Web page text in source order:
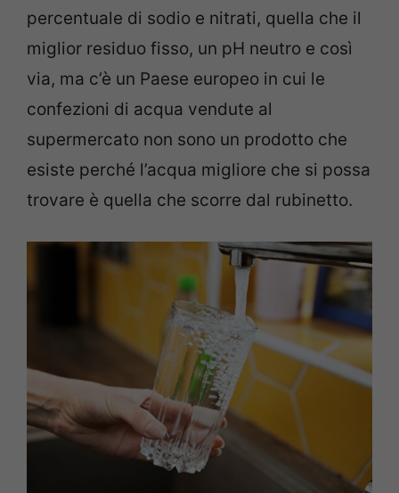
percentuale di sodio e nitrati, quella che il
miglior residuo fisso, un pH neutro e così
via, ma c’è un Paese europeo in cui le
confezioni di acqua vendute al
supermercato non sono un prodotto che
esiste perché l’acqua migliore che si possa
trovare è quella che scorre dal rubinetto.